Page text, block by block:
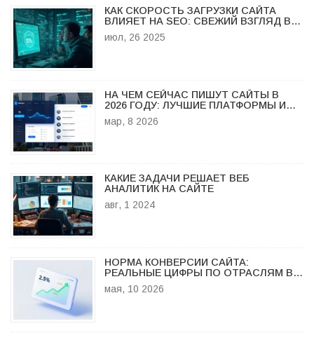
КАК СКОРОСТЬ ЗАГРУЗКИ САЙТА
ВЛИЯЕТ НА SEO: СВЕЖИЙ ВЗГЛЯД В
2025 ГОДУ
июл, 26 2025
НА ЧЕМ СЕЙЧАС ПИШУТ САЙТЫ В
2026 ГОДУ: ЛУЧШИЕ ПЛАТФОРМЫ И
ТЕХНОЛОГИИ
мар, 8 2026
КАКИЕ ЗАДАЧИ РЕШАЕТ ВЕБ
АНАЛИТИК НА САЙТЕ
авг, 1 2024
НОРМА КОНВЕРСИИ САЙТА:
РЕАЛЬНЫЕ ЦИФРЫ ПО ОТРАСЛЯМ В
2026 ГОДУ И КАК УЛУЧШИТЬ
ПОКАЗАТЕЛИ
мая, 10 2026